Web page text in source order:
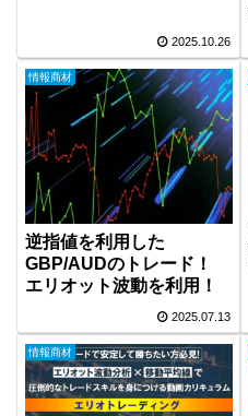
2025.10.26
情報商材
逆指値を利用した
GBP/AUDのトレード！
エリオット波動を利用！
2025.07.13
情報商材